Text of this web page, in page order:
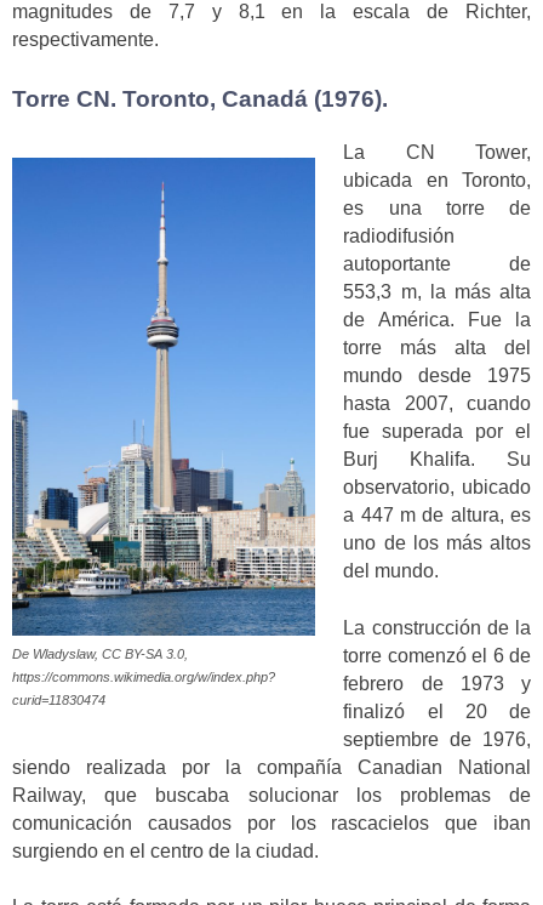
magnitudes de 7,7 y 8,1 en la escala de Richter,
respectivamente.
Torre CN. Toronto, Canadá (1976).
De Wladyslaw, CC BY-SA 3.0,
https://commons.wikimedia.org/w/index.php?
curid=11830474
La CN Tower,
ubicada en Toronto,
es una torre de
radiodifusión
autoportante de
553,3 m, la más alta
de América. Fue la
torre más alta del
mundo desde 1975
hasta 2007, cuando
fue superada por el
Burj Khalifa. Su
observatorio, ubicado
a 447 m de altura, es
uno de los más altos
del mundo.
La construcción de la
torre comenzó el 6 de
febrero de 1973 y
finalizó el 20 de
septiembre de 1976,
siendo realizada por la compañía Canadian National
Railway, que buscaba solucionar los problemas de
comunicación causados por los rascacielos que iban
surgiendo en el centro de la ciudad.